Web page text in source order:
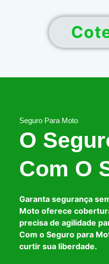
Seguro Para Moto
O
Com O
Garanta segurança
Moto oferece
precisa de agilidade
Com o Seguro para
curtir sua liberdade.